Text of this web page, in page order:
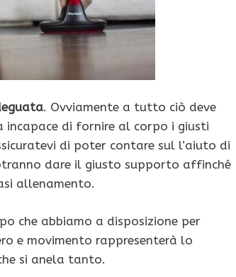
. Ovviamente a tutto ciò deve
incapace di fornire al corpo i giusti
di poter contare sul l’aiuto di
dare il giusto supporto affinché
allenamento.
che abbiamo a disposizione per
e movimento rappresenterà lo
si anela tanto.